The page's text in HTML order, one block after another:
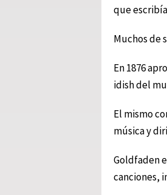
que
Muchos de
En 1876
idish del
El mismo
música y
Goldfaden
canciones,